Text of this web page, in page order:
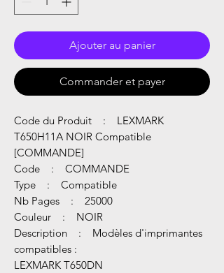
Ajouter au panier
Commander et payer
Code du Produit : LEXMARK
T650H11A NOIR Compatible
[COMMANDE]
Code : COMMANDE
Type : Compatible
Nb Pages : 25000
Couleur : NOIR
Description : Modèles d'imprimantes
compatibles :
LEXMARK T650DN